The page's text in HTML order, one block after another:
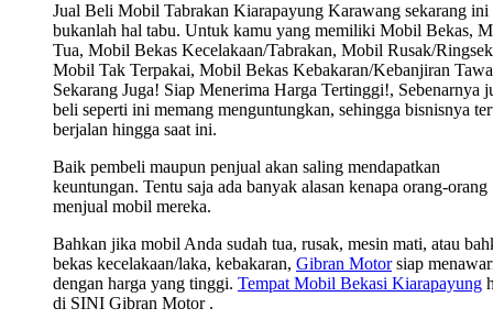
Jual Beli Mobil Tabrakan Kiarapayung Karawang sekarang ini
bukanlah hal tabu. Untuk kamu yang memiliki Mobil Bekas,
Tua, Mobil Bekas Kecelakaan/Tabrakan, Mobil Rusak/
Mobil Tak Terpakai, Mobil Bekas Kebakaran/Kebanjiran
Sekarang Juga! Siap Menerima Harga Tertinggi!, Sebenarnya
beli seperti ini memang menguntungkan, sehingga bisnisnya
berjalan hingga saat ini.
Baik pembeli maupun penjual akan saling mendapatkan
keuntungan. Tentu saja ada banyak alasan kenapa orang-orang
menjual mobil mereka.
Bahkan jika mobil Anda sudah tua, rusak, mesin mati, atau
bekas kecelakaan/laka, kebakaran, Gibran Motorsiap
dengan harga yang tinggi. Tempat Mobil Bekasi Kiarapayung
di SINI Gibran Motor .